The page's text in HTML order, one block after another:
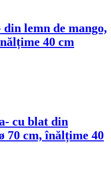
din lemn de mango,
40 cm
- cu blat din
70 cm, înălțime 40